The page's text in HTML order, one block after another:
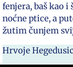
fenjera, baš kao i
noćne ptice, a
žutim čunjem
Hrvoje